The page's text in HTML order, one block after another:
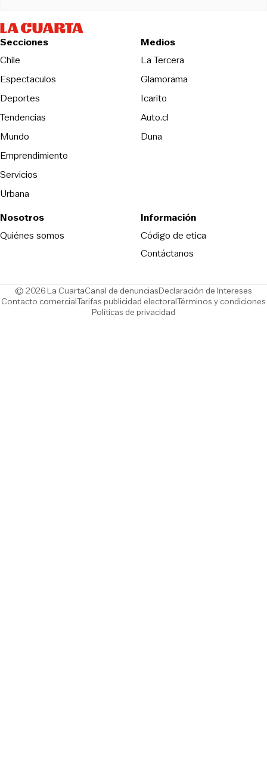
Secciones
Chile
Espectaculos
Deportes
Tendencias
Mundo
Emprendimiento
Servicios
Urbana
Medios
La TerceraOpens in new
Glamorama
Icarito
Auto.cl
DunaOpens in new window
Nosotros
Quiénes somos
Información
Código de eticaOpens in new
Contáctanos
© 2026 La CuartaCanal de denunciasOpens in new window
Declaración de Intereses
Contacto comercialOpens in new window
Tarifas publicidad electoralOpens in new window
Términos y condiciones
Políticas de privacidad